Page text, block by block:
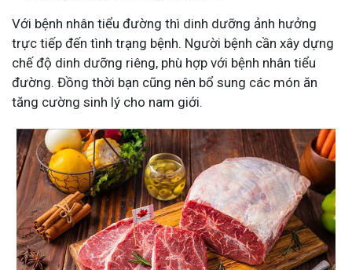
Với bệnh nhân tiểu đường thì dinh dưỡng ảnh hưởng
trực tiếp đến tình trạng bệnh. Người bệnh cần xây dựng
chế độ dinh dưỡng riêng, phù hợp với bệnh nhân tiểu
đường. Đồng thời bạn cũng nên bổ sung các món ăn
tăng cường sinh lý cho nam giới.